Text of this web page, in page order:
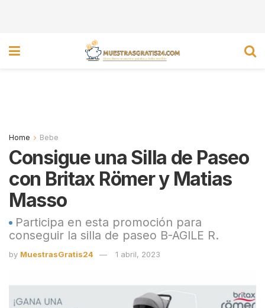
Home Bebe
Consigue una Silla de Paseo
con Britax Römer y Matias
Masso
Participa en esta promoción para
conseguir la silla de paseo B-AGILE R.
by MuestrasGratis24 1 abril, 2023